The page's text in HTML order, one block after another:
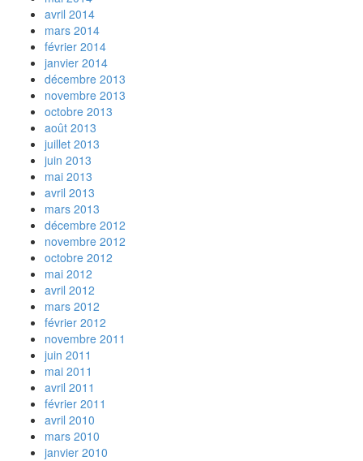
avril 2014
mars 2014
février 2014
janvier 2014
décembre 2013
novembre 2013
octobre 2013
août 2013
juillet 2013
juin 2013
mai 2013
avril 2013
mars 2013
décembre 2012
novembre 2012
octobre 2012
mai 2012
avril 2012
mars 2012
février 2012
novembre 2011
juin 2011
mai 2011
avril 2011
février 2011
avril 2010
mars 2010
janvier 2010